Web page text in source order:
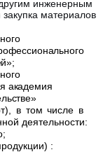
инженерным
материалов,
академия
в том числе в
деятельности:
: